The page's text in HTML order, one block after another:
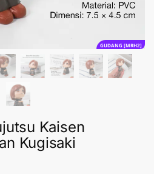
GUDANG [MRH2]
Kaisen
Kugisaki